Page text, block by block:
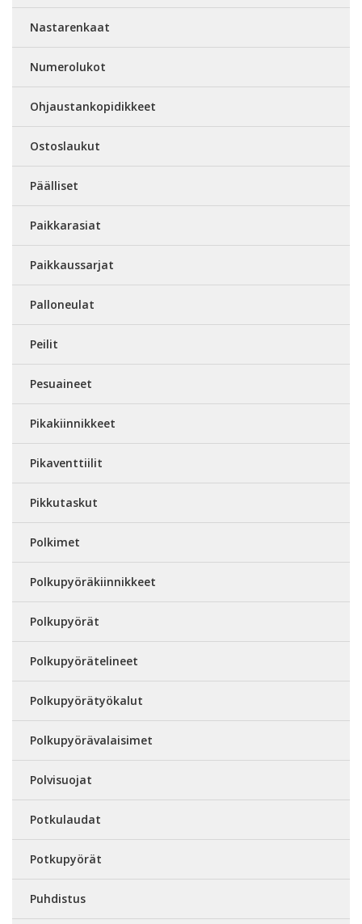
Nastarenkaat
Numerolukot
Ohjaustankopidikkeet
Ostoslaukut
Päälliset
Paikkarasiat
Paikkaussarjat
Palloneulat
Peilit
Pesuaineet
Pikakiinnikkeet
Pikaventtiilit
Pikkutaskut
Polkimet
Polkupyöräkiinnikkeet
Polkupyörät
Polkupyörätelineet
Polkupyörätyökalut
Polkupyörävalaisimet
Polvisuojat
Potkulaudat
Potkupyörät
Puhdistus